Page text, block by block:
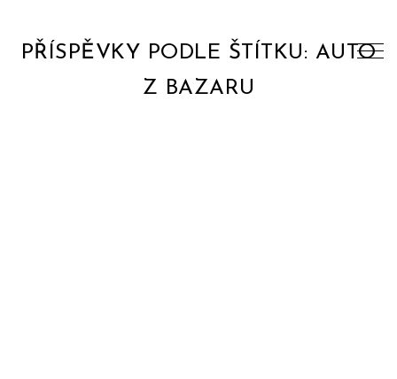
PŘÍSPĚVKY PODLE ŠTÍTKU: AUTO
Z BAZARU